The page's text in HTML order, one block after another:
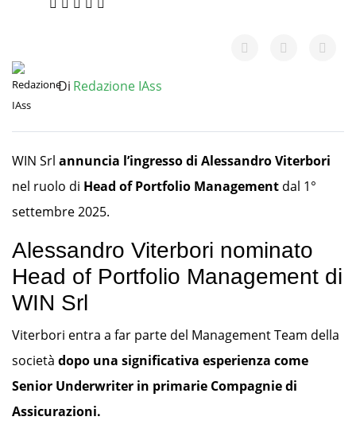
Ratings
Di Redazione IAss
WIN Srl annuncia l’ingresso di Alessandro Viterbori
nel ruolo di Head of Portfolio Management dal 1°
settembre 2025.
Alessandro Viterbori nominato
Head of Portfolio Management di
WIN Srl
Viterbori entra a far parte del Management Team della
società dopo una significativa esperienza come
Senior Underwriter in primarie Compagnie di
Assicurazioni.